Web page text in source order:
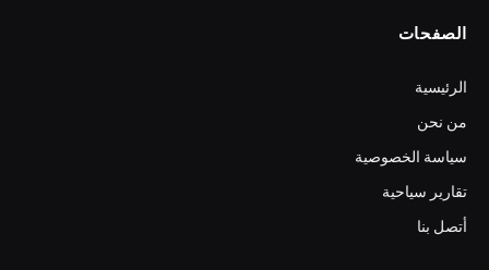
الصفحات
الرئيسية
من نحن
سياسة الخصوصية
تقارير سياحية
أتصل بنا